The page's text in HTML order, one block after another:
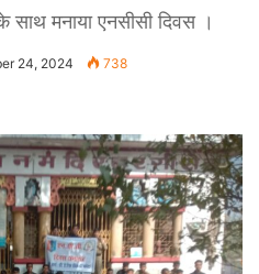
साथ मनाया एनसीसी दिवस ।
24, 2024 738